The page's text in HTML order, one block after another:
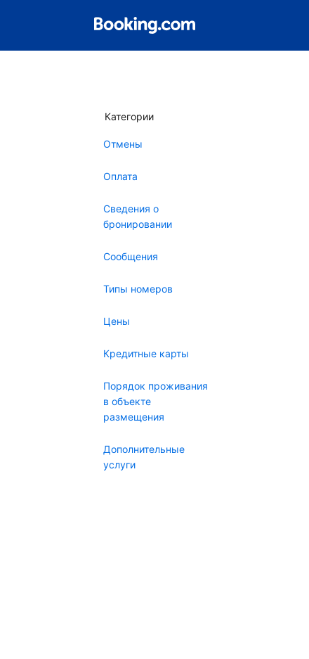
Категории
Отмены
Оплата
Сведения о
бронировании
Сообщения
Типы номеров
Цены
Кредитные карты
Порядок проживания
в объекте
размещения
Дополнительные
услуги